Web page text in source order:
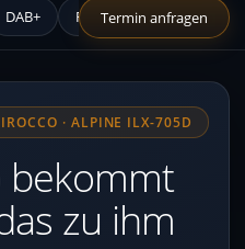
DAB+ Funktionen Produkt
Termin anfragen
· ALPINE ILX-705D
bekommt
zu ihm